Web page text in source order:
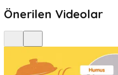
Önerilen Videolar